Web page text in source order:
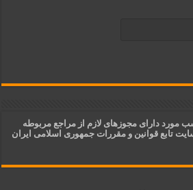
دارای مجوزهای لازم از مراجع مربوطه
تابع قوانین و مقررات جمهوری اسلامی ایران